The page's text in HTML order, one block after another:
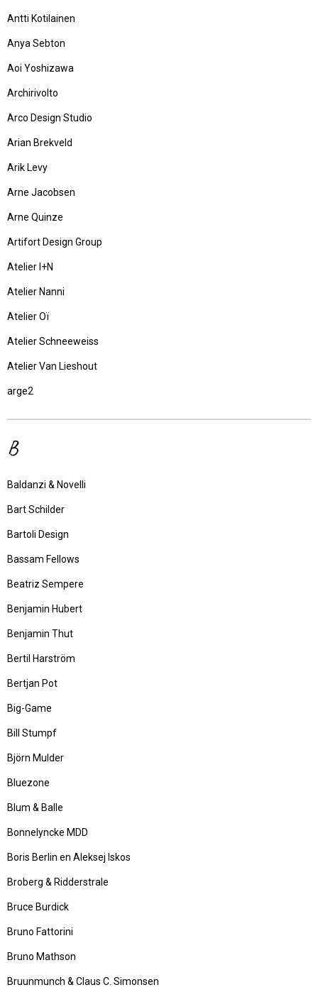
Antti Kotilainen
Anya Sebton
Aoi Yoshizawa
Archirivolto
Arco Design Studio
Arian Brekveld
Arik Levy
Arne Jacobsen
Arne Quinze
Artifort Design Group
Atelier I+N
Atelier Nanni
Atelier Oï
Atelier Schneeweiss
Atelier Van Lieshout
arge2
B
Baldanzi & Novelli
Bart Schilder
Bartoli Design
Bassam Fellows
Beatriz Sempere
Benjamin Hubert
Benjamin Thut
Bertil Harström
Bertjan Pot
Big-Game
Bill Stumpf
Björn Mulder
Bluezone
Blum & Balle
Bonnelyncke MDD
Boris Berlin en Aleksej Iskos
Broberg & Ridderstrale
Bruce Burdick
Bruno Fattorini
Bruno Mathson
Bruunmunch & Claus C. Simonsen